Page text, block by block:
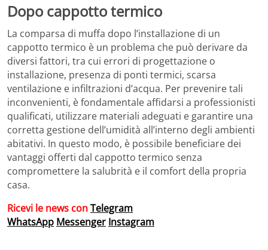
Dopo cappotto termico
La comparsa di muffa dopo l’installazione di un
cappotto termico è un problema che può derivare da
diversi fattori, tra cui errori di progettazione o
installazione, presenza di ponti termici, scarsa
ventilazione e infiltrazioni d’acqua. Per prevenire tali
inconvenienti, è fondamentale affidarsi a professionisti
qualificati, utilizzare materiali adeguati e garantire una
corretta gestione dell’umidità all’interno degli ambienti
abitativi. In questo modo, è possibile beneficiare dei
vantaggi offerti dal cappotto termico senza
compromettere la salubrità e il comfort della propria
casa.
Ricevi le news conTelegram
WhatsApp Messenger Instagram